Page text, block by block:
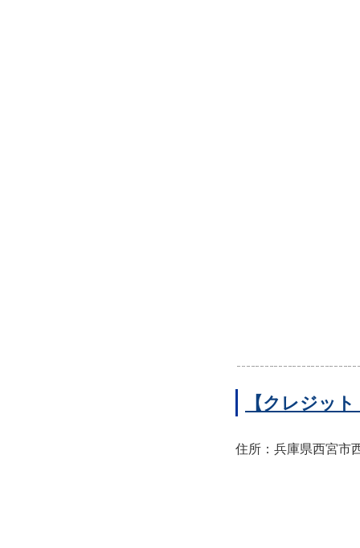
【クレジッ
住所：兵庫県西宮市